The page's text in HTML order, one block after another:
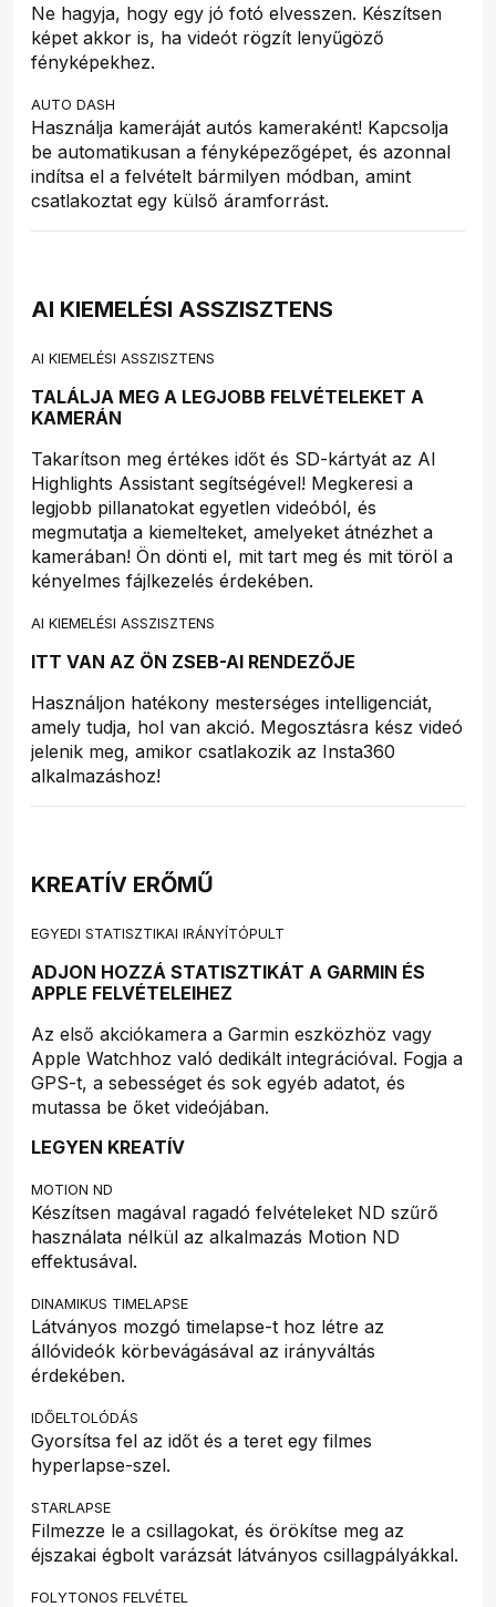
Ne hagyja, hogy egy jó fotó elvesszen. Készítsen
képet akkor is, ha videót rögzít lenyűgöző
fényképekhez.
AUTO DASH
Használja kameráját autós kameraként! Kapcsolja
be automatikusan a fényképezőgépet, és azonnal
indítsa el a felvételt bármilyen módban, amint
csatlakoztat egy külső áramforrást.
AI KIEMELÉSI ASSZISZTENS
AI KIEMELÉSI ASSZISZTENS
TALÁLJA MEG A LEGJOBB FELVÉTELEKET A
KAMERÁN
Takarítson meg értékes időt és SD-kártyát az AI
Highlights Assistant segítségével! Megkeresi a
legjobb pillanatokat egyetlen videóból, és
megmutatja a kiemelteket, amelyeket átnézhet a
kamerában! Ön dönti el, mit tart meg és mit töröl a
kényelmes fájlkezelés érdekében.
AI KIEMELÉSI ASSZISZTENS
ITT VAN AZ ÖN ZSEB-AI RENDEZŐJE
Használjon hatékony mesterséges intelligenciát,
amely tudja, hol van akció. Megosztásra kész videó
jelenik meg, amikor csatlakozik az Insta360
alkalmazáshoz!
KREATÍV ERŐMŰ
EGYEDI STATISZTIKAI IRÁNYÍTÓPULT
ADJON HOZZÁ STATISZTIKÁT A GARMIN ÉS
APPLE FELVÉTELEIHEZ
Az első akciókamera a Garmin eszközhöz vagy
Apple Watchhoz való dedikált integrációval. Fogja a
GPS-t, a sebességet és sok egyéb adatot, és
mutassa be őket videójában.
LEGYEN KREATÍV
MOTION ND
Készítsen magával ragadó felvételeket ND szűrő
használata nélkül az alkalmazás Motion ND
effektusával.
DINAMIKUS TIMELAPSE
Látványos mozgó timelapse-t hoz létre az
állóvideók körbevágásával az irányváltás
érdekében.
IDŐELTOLÓDÁS
Gyorsítsa fel az időt és a teret egy filmes
hyperlapse-szel.
STARLAPSE
Filmezze le a csillagokat, és örökítse meg az
éjszakai égbolt varázsát látványos csillagpályákkal.
FOLYTONOS FELVÉTEL